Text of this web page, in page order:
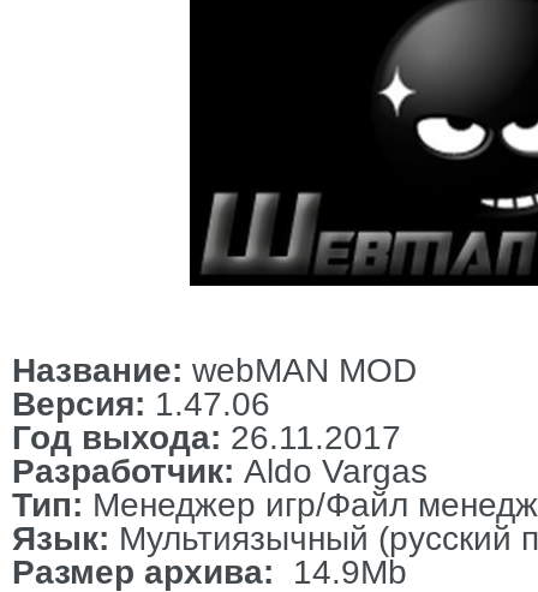
Название: webMAN MOD
Версия: 1.47.06
Год выхода: 26.11.2017
Разработчик: Aldo Vargas
Тип: Менеджер игр/Файл
Язык: Мультиязычный (русский
Размер архива: 14.9Mb